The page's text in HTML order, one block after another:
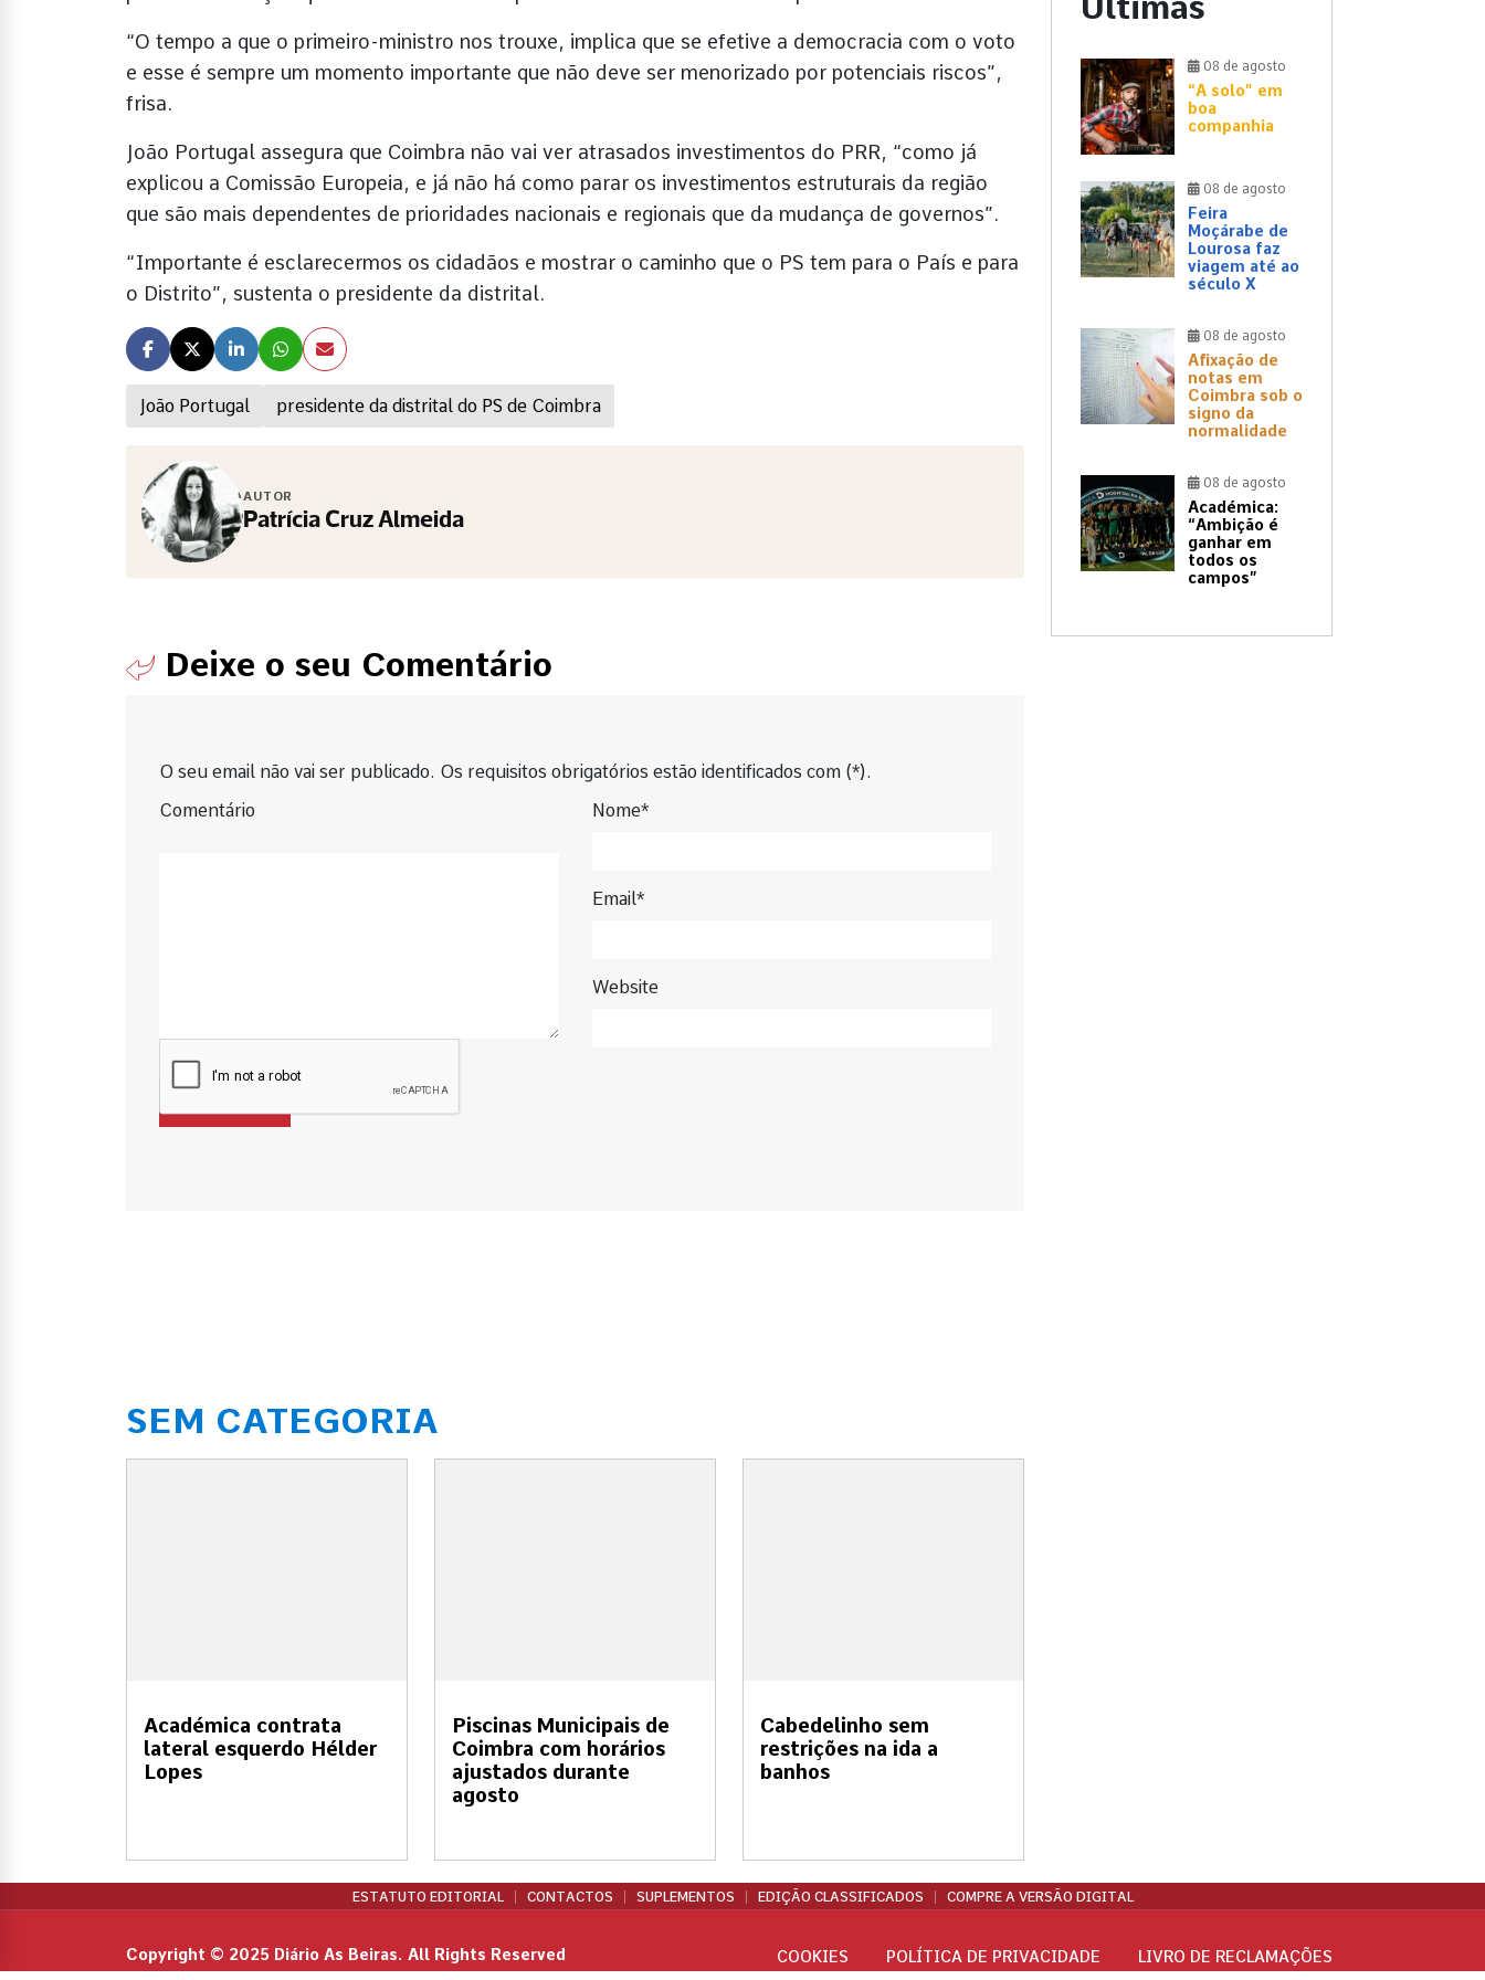
João Portugal presidente da distrital do PS de Coimbra
AUTOR
Patrícia Cruz Almeida
“O tempo a que o primeiro-ministro nos trouxe, implica que se efetive a democracia com o voto
e esse é sempre um momento importante que não deve ser menorizado por potenciais riscos”,
frisa.
João Portugal assegura que Coimbra não vai ver atrasados investimentos do PRR, “como já
explicou a Comissão Europeia, e já não há como parar os investimentos estruturais da região
que são mais dependentes de prioridades nacionais e regionais que da mudança de governos”.
“Importante é esclarecermos os cidadãos e mostrar o caminho que o PS tem para o País e para
o Distrito”, sustenta o presidente da distrital.
Deixe o seu Comentário
O seu email não vai ser publicado. Os requisitos obrigatórios estão identificados com (*).
Comentário
Nome*
Email*
Website
08 de agosto
“A solo” em
boa
companhia
08 de agosto
Feira
Moçárabe de
Lourosa faz
viagem até ao
século X
08 de agosto
Afixação de
notas em
Coimbra sob o
signo da
normalidade
08 de agosto
Académica:
“Ambição é
ganhar em
todos os
campos”
SEM CATEGORIA
Académica contrata
lateral esquerdo Hélder
Lopes
Piscinas Municipais de
Coimbra com horários
ajustados durante
agosto
Cabedelinho sem
restrições na ida a
banhos
ESTATUTO EDITORIAL CONTACTOS SUPLEMENTOS EDIÇÃO CLASSIFICADOS COMPRE A VERSÃO DIGITAL
Copyright © 2025 Diário As Beiras. All Rights Reserved COOKIES POLÍTICA DE PRIVACIDADE LIVRO DE RECLAMAÇÕES